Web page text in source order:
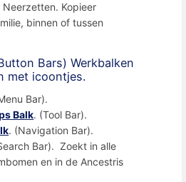
Neerzetten. Kopieer
binnen of tussen
Bars) Werkbalken
met icoontjes.
Bar).
Balk. (Tool Bar).
. (Navigation Bar).
Bar). Zoekt in alle
en in de Ancestris